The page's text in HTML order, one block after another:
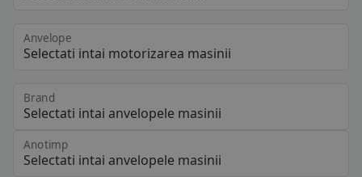
Anvelope
Brand
Anotimp